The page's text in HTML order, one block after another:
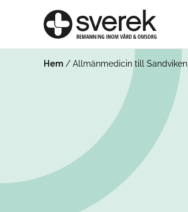
Hem / Allmänmedicin till Sandviken